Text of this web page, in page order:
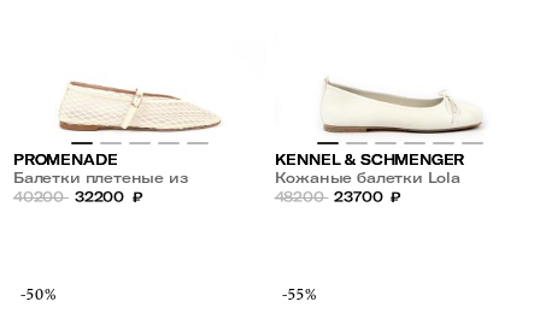
PROMENADE
Балетки плетеные из
текстиля
40200 32200 ₽
KENNEL & SCHMENGER
Кожаные балетки Lola
48200 23700 ₽
-50% -55%